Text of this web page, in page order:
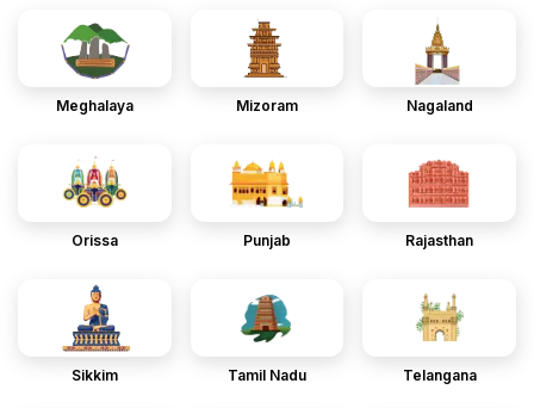
Meghalaya Mizoram Nagaland
Orissa Punjab Rajasthan
Sikkim Tamil Nadu Telangana